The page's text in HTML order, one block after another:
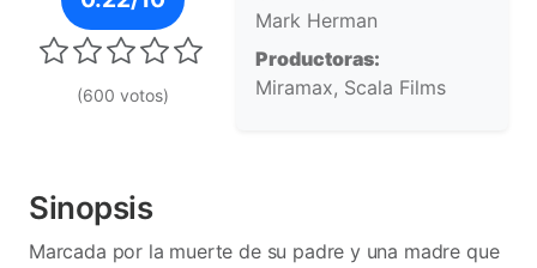
(600 votos)
Mark Herman
Productoras:
Miramax, Scala Films
Sinopsis
Marcada por la muerte de su padre y una madre que